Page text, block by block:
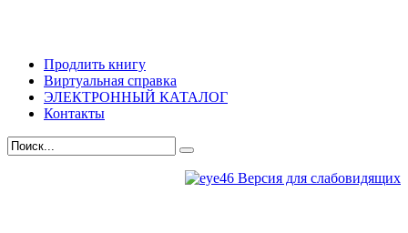
Продлить книгу
Виртуальная справка
ЭЛЕКТРОННЫЙ КАТАЛОГ
Контакты
Версия для слабовидящих